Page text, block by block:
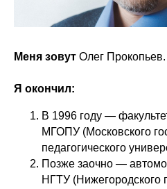
Меня зовут Олег Прокопьев.
Я окончил:
В 1996 году —
МГОПУ (Московского
педагогического
Позже заочно —
НГТУ (Нижегородского